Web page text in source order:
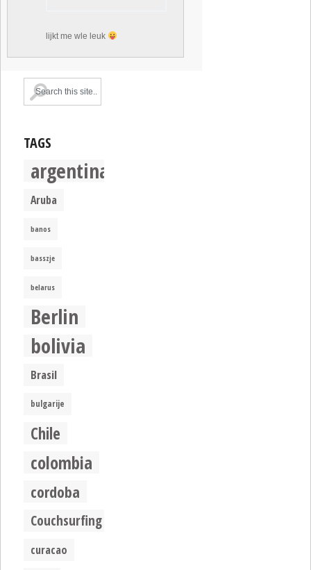
lijkt me wle leuk
TAGS
argentina
Aruba
banos
basszje
belarus
Berlin
bolivia
Brasil
bulgarije
Chile
colombia
cordoba
Couchsurfing
curacao